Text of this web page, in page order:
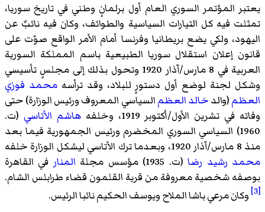
يعتبر المؤتمر السوري العام أول برلمانٍ وطني في تاريخ سوريا،
تمثلت فيه كل التيارات السياسية والطوائف، وكان فيه نائبٌ عن
اليهود، ولكي يضع بريطانيا وفرنسا أمام الأمر الواقع صوّت على
قانون إعلان استقلال سوريا الطبيعية باسم المملكة السورية
العربية في 8 مارس/آذار 1920 وتحول بذلك إلى مجلسٍ تأسيسي
وشكل لجنة لوضع أول دستورٍ للبلاد، وقد ترأسهمحمد فوزي
العظم(والدخالد العظمالسياسي المعروف ورئيس الوزارة) حتى
وفاته في تشرين الأول/أكتوبر 1919، وخلفه
هاشم الأتاسي (ت.
1960) السياسي السوري المخضرم ورئيس الجمهورية فيما بعد
منذ 8 مارس/آذار 1920، وبعدما ترك الأتاسي ليشكل الوزارة خلفه
محمد رشيد رضا(ت. 1935) مؤسس مجلة المنار في القاهرة
بوصفه شخصية معروفة من قرية القلمون قضاء طرابلس الشام.
[3] وكان مرعي باشا الملاح ويوسف الحكيم نائبا الرئيس.